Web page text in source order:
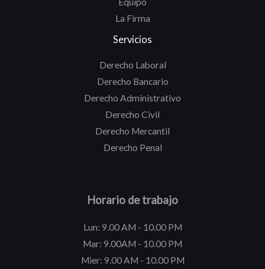
La Firma
Servicios
Derecho Laboral
Derecho Bancario
Derecho Administrativo
Derecho Civil
Derecho Mercantil
Derecho Penal
Horario de trabajo
Lun: 9.00 AM - 10.00 PM
Mar: 9.00AM - 10.00 PM
Mier: 9.00 AM - 10.00 PM